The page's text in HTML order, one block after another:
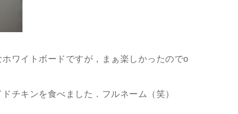
ワイトボードですが，まぁ楽しかったのでo
チキンを食べました．フルネーム（笑）